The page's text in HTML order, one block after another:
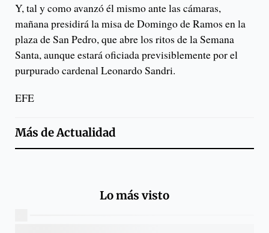
Y, tal y como avanzó él mismo ante las cámaras,
mañana presidirá la misa de Domingo de Ramos en la
plaza de San Pedro, que abre los ritos de la Semana
Santa, aunque estará oficiada previsiblemente por el
purpurado cardenal Leonardo Sandri.
EFE
Más deActualidad
Lo más visto